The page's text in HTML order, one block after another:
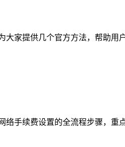
大家提供几个官方方法，帮助用
络手续费设置的全流程步骤，重